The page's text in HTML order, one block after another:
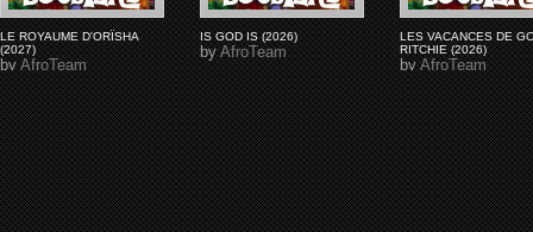
LE ROYAUME D'ORÏSHA
(2027)
byAfroTeam
IS GOD IS (2026)
byAfroTeam
LES VACANCES DE
RITCHIE (2026)
byAfroTeam